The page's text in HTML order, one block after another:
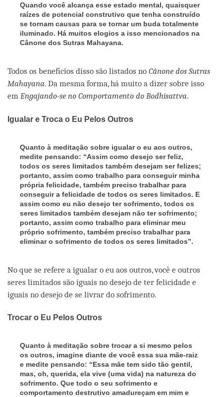
Quando você alcança esse estado mental, quaisquer
raízes de potencial construtivo que tenha construído
se tornam causas para se tornar um buda totalmente
iluminado. Há muitos elogios a isso mencionados na
Cânone dos Sutras Mahayana.
Todos os benefícios disso são listados no Cânone dos Sutras
Mahayana. Da mesma forma, há muito a dizer sobre isso
em Engajando-se no Comportamento do Bodhisattva.
Igualar e Troca o Eu Pelos Outros
Quanto à meditação sobre igualar o eu aos outros,
medite pensando: “Assim como desejo ser feliz,
todos os seres limitados também desejam ser felizes;
portanto, assim como trabalho para conseguir minha
própria felicidade, também preciso trabalhar para
conseguir a felicidade de todos os seres limitados. E
assim como eu não desejo ter sofrimento, todos os
seres limitados também desejam não ter sofrimento;
portanto, assim como trabalho para eliminar meu
próprio sofrimento, também preciso trabalhar para
eliminar o sofrimento de todos os seres limitados”.
No que se refere a igualar o eu aos outros, você e outros
seres limitados são iguais no desejo de ter felicidade e
iguais no desejo de se livrar do sofrimento.
Trocar o Eu Pelos Outros
Quanto à meditação sobre trocar a si mesmo pelos
os outros, imagine diante de você essa sua mãe-raiz
e medite pensando: “Essa mãe tem sido tão gentil,
mas, oh, querida, ela vive (uma vida) na natureza do
sofrimento. Que todo o seu sofrimento e
comportamento destrutivo amadureçam em mim e